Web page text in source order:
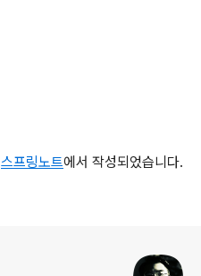
스프링노트에서 작성되었습니다.